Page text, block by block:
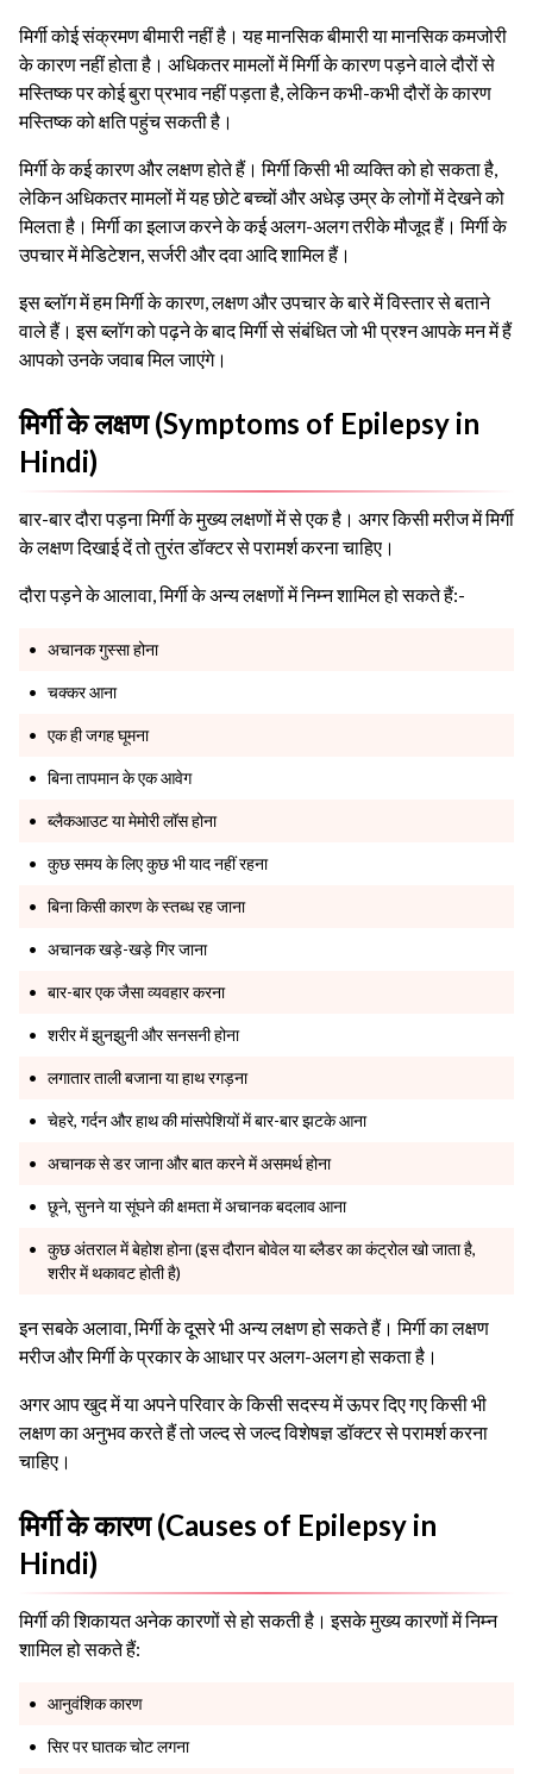
मिर्गी कोई संक्रमण बीमारी नहीं है। यह मानसिक बीमारी या मानसिक कमजोरी
के कारण नहीं होता है। अधिकतर मामलों में मिर्गी के कारण पड़ने वाले दौरों से
मस्तिष्क पर कोई बुरा प्रभाव नहीं पड़ता है, लेकिन कभी-कभी दौरों के कारण
मस्तिष्क को क्षति पहुंच सकती है।
मिर्गी के कई कारण और लक्षण होते हैं। मिर्गी किसी भी व्यक्ति को हो सकता है,
लेकिन अधिकतर मामलों में यह छोटे बच्चों और अधेड़ उम्र के लोगों में देखने को
मिलता है। मिर्गी का इलाज करने के कई अलग-अलग तरीके मौजूद हैं। मिर्गी के
उपचार में मेडिटेशन, सर्जरी और दवा आदि शामिल हैं।
इस ब्लॉग में हम मिर्गी के कारण, लक्षण और उपचार के बारे में विस्तार से बताने
वाले हैं। इस ब्लॉग को पढ़ने के बाद मिर्गी से संबंधित जो भी प्रश्न आपके मन में हैं
आपको उनके जवाब मिल जाएंगे।
मिर्गी के लक्षण (Symptoms of Epilepsy in
Hindi)
बार-बार दौरा पड़ना मिर्गी के मुख्य लक्षणों में से एक है। अगर किसी मरीज में मिर्गी
के लक्षण दिखाई दें तो तुरंत डॉक्टर से परामर्श करना चाहिए।
दौरा पड़ने के आलावा, मिर्गी के अन्य लक्षणों में निम्न शामिल हो सकते हैं:-
अचानक गुस्सा होना
चक्कर आना
एक ही जगह घूमना
बिना तापमान के एक आवेग
ब्लैकआउट या मेमोरी लॉस होना
कुछ समय के लिए कुछ भी याद नहीं रहना
बिना किसी कारण के स्तब्ध रह जाना
अचानक खड़े-खड़े गिर जाना
बार-बार एक जैसा व्यवहार करना
शरीर में झुनझुनी और सनसनी होना
लगातार ताली बजाना या हाथ रगड़ना
चेहरे, गर्दन और हाथ की मांसपेशियों में बार-बार झटके आना
अचानक से डर जाना और बात करने में असमर्थ होना
छूने, सुनने या सूंघने की क्षमता में अचानक बदलाव आना
कुछ अंतराल में बेहोश होना (इस दौरान बोवेल या ब्लैडर का कंट्रोल खो जाता है,
शरीर में थकावट होती है)
इन सबके अलावा, मिर्गी के दूसरे भी अन्य लक्षण हो सकते हैं। मिर्गी का लक्षण
मरीज और मिर्गी के प्रकार के आधार पर अलग-अलग हो सकता है।
अगर आप खुद में या अपने परिवार के किसी सदस्य में ऊपर दिए गए किसी भी
लक्षण का अनुभव करते हैं तो जल्द से जल्द विशेषज्ञ डॉक्टर से परामर्श करना
चाहिए।
मिर्गी के कारण (Causes of Epilepsy in
Hindi)
मिर्गी की शिकायत अनेक कारणों से हो सकती है। इसके मुख्य कारणों में निम्न
शामिल हो सकते हैं:
आनुवंशिक कारण
सिर पर घातक चोट लगना